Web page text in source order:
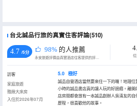
台北誠品行旅的真實住客評論(510)
4.7 /5分 98% 的人推薦
永安旅遊評價由真實酒店住客提供的評價。 位
訪客
家庭旅遊
雅緻大床房
入住於2026年07月
5.0 極好
誠品自營酒店當然要來住一下的囉！地理
小時的誠品書店真的讓人玩的好過癮。離
店房間都會放有一本誠品創辦人吳清友的
歷程，很喜歡他的故事。